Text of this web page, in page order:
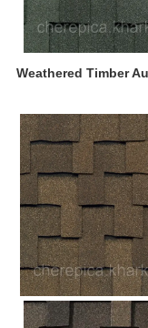
Weathered Timber